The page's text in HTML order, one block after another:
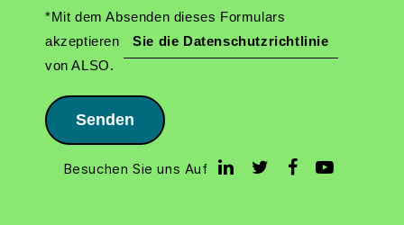
*Mit dem Absenden dieses Formulars
akzeptieren
Sie die Datenschutzrichtlinie
von ALSO.
Senden
Besuchen Sie uns Auf